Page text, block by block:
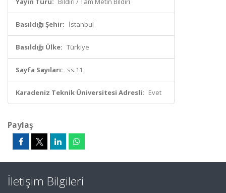
Basıldığı Şehir: İstanbul
Basıldığı Ülke: Türkiye
Sayfa Sayıları: ss.11
Karadeniz Teknik Üniversitesi Adresli: Evet
Paylaş
İletişim Bilgileri